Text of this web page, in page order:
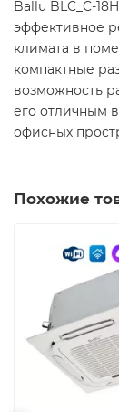
Ballu BLC_C-
эффективное
климата в
компактные
возможность
его отличным
офисных
Похожие